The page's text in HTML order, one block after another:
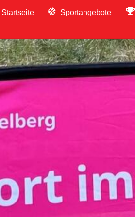
Startseite Sportangebote